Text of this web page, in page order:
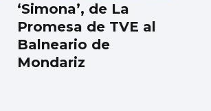
‘Simona’, de La
Promesa de TVE al
Balneario de
Mondariz